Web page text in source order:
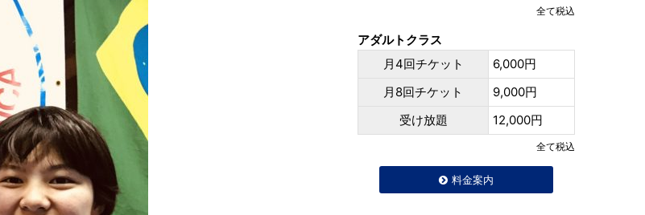
全て税込
アダルトクラス
月4回チケット
6,000円
月8回チケット
9,000円
受け放題
12,000円
全て税込
料金案内